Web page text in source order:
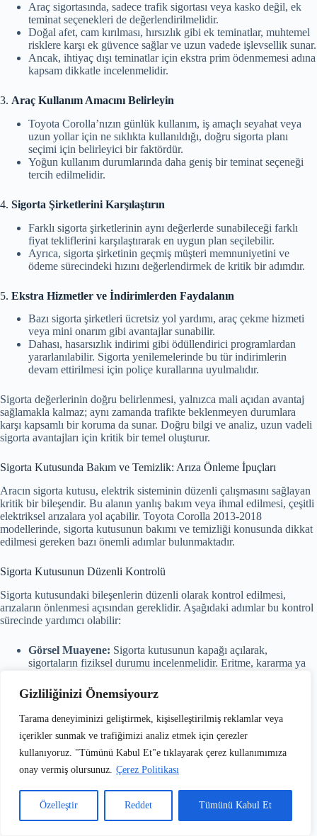
Gizliliğinizi Önemsiyourz
Tarama deneyiminizi geliştirmek, kişiselleştirilmiş reklamlar veya
içerikler sunmak ve trafiğimizi analiz etmek için çerezler
kullanıyoruz. "Tümünü Kabul Et"e tıklayarak çerez kullanımımıza
onay vermiş olursunuz. Çerez Politikası
Özelleştir Reddet Tümünü Kabul Et
Araç sigortasında, sadece trafik sigortası veya kasko değil, ek
teminat seçenekleri de değerlendirilmelidir.
Doğal afet, cam kırılması, hırsızlık gibi ek teminatlar, muhtemel
risklere karşı ek güvence sağlar ve uzun vadede işlevsellik sunar.
Ancak, ihtiyaç dışı teminatlar için ekstra prim ödenmemesi adına
kapsam dikkatle incelenmelidir.
3. Araç Kullanım Amacını Belirleyin
Toyota Corolla’nızın günlük kullanım, iş amaçlı seyahat veya
uzun yollar için ne sıklıkta kullanıldığı, doğru sigorta planı
seçimi için belirleyici bir faktördür.
Yoğun kullanım durumlarında daha geniş bir teminat seçeneği
tercih edilmelidir.
4. Sigorta Şirketlerini Karşılaştırın
Farklı sigorta şirketlerinin aynı değerlerde sunabileceği farklı
fiyat tekliflerini karşılaştırarak en uygun plan seçilebilir.
Ayrıca, sigorta şirketinin geçmiş müşteri memnuniyetini ve
ödeme sürecindeki hızını değerlendirmek de kritik bir adımdır.
5. Ekstra Hizmetler ve İndirimlerden Faydalanın
Bazı sigorta şirketleri ücretsiz yol yardımı, araç çekme hizmeti
veya mini onarım gibi avantajlar sunabilir.
Dahası, hasarsızlık indirimi gibi ödüllendirici programlardan
yararlanılabilir. Sigorta yenilemelerinde bu tür indirimlerin
devam ettirilmesi için poliçe kurallarına uyulmalıdır.
Sigorta değerlerinin doğru belirlenmesi, yalnızca mali açıdan avantaj
sağlamakla kalmaz; aynı zamanda trafikte beklenmeyen durumlara
karşı kapsamlı bir koruma da sunar. Doğru bilgi ve analiz, uzun vadeli
sigorta avantajları için kritik bir temel oluşturur.
Sigorta Kutusunda Bakım ve Temizlik: Arıza Önleme İpuçları
Aracın sigorta kutusu, elektrik sisteminin düzenli çalışmasını sağlayan
kritik bir bileşendir. Bu alanın yanlış bakım veya ihmal edilmesi, çeşitli
elektriksel arızalara yol açabilir. Toyota Corolla 2013-2018
modellerinde, sigorta kutusunun bakımı ve temizliği konusunda dikkat
edilmesi gereken bazı önemli adımlar bulunmaktadır.
Sigorta Kutusunun Düzenli Kontrolü
Sigorta kutusundaki bileşenlerin düzenli olarak kontrol edilmesi,
arızaların önlenmesi açısından gereklidir. Aşağıdaki adımlar bu kontrol
sürecinde yardımcı olabilir:
Görsel Muayene: Sigorta kutusunun kapağı açılarak,
sigortaların fiziksel durumu incelenmelidir. Eritme, kararma ya
gerektiğini ifade eder.
Bağlantı Kontrolü:Kablolar ve diğer bağlantı noktaları
gevşeklik veya hasar açısından değerlendirilmelidir. Gevşek
bağlantılar zamanla kısa devreye neden olabilir.
Nem ve Toz Temizliği
alanda bulunduğundan genel temizlik kolaydır, ancak yine de nem ve
toz birikimine karşı önlemler alınmalıdır: